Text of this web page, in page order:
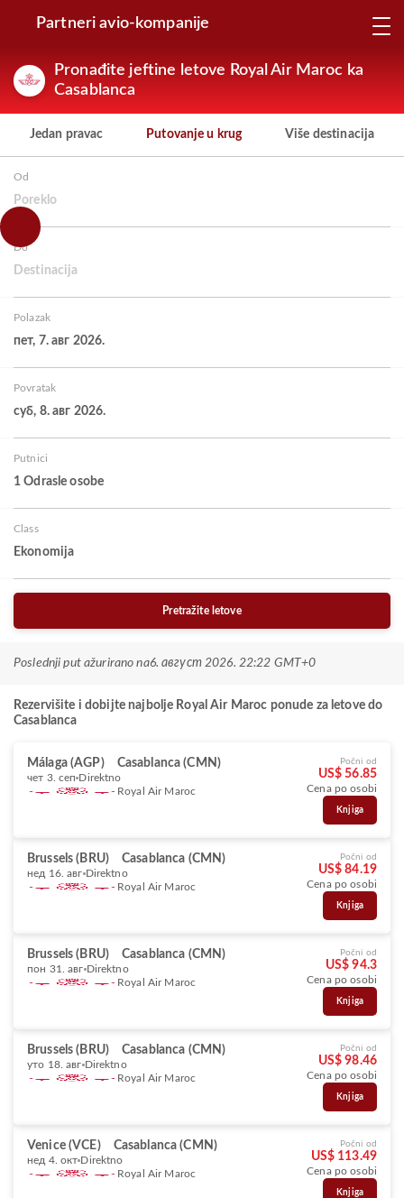
Partneri avio-kompanije
Pronađite jeftine letove Royal Air Maroc ka
Casablanca
Jedan pravac Putovanje u krug Više destinacija
Od
Poreklo
Do
Destinacija
Polazak
пет, 7. авг 2026.
Povratak
суб, 8. авг 2026.
Putnici
1 Odrasle osobe
Class
Ekonomija
Pretražite letove
Poslednji put ažurirano na6. август 2026. 22:22 GMT+0
Rezervišite i dobijte najbolje Royal Air Maroc ponude za letove do
Casablanca
Málaga (AGP) Casablanca (CMN)
чет 3. сеп Direktno
Royal Air Maroc
Počni od
US$ 56.85
Cena po osobi
Knjiga
Brussels (BRU) Casablanca (CMN)
нед 16. авг Direktno
Royal Air Maroc
Počni od
US$ 84.19
Cena po osobi
Knjiga
Brussels (BRU) Casablanca (CMN)
пон 31. авг Direktno
Royal Air Maroc
Počni od
US$ 94.3
Cena po osobi
Knjiga
Brussels (BRU) Casablanca (CMN)
уто 18. авг Direktno
Royal Air Maroc
Počni od
US$ 98.46
Cena po osobi
Knjiga
Venice (VCE) Casablanca (CMN)
нед 4. окт Direktno
Royal Air Maroc
Počni od
US$ 113.49
Cena po osobi
Knjiga